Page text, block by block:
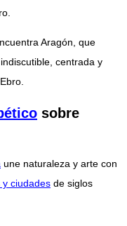
Aragón, que
centrada y
sobre
une naturaleza y arte con
y ciudades de siglos